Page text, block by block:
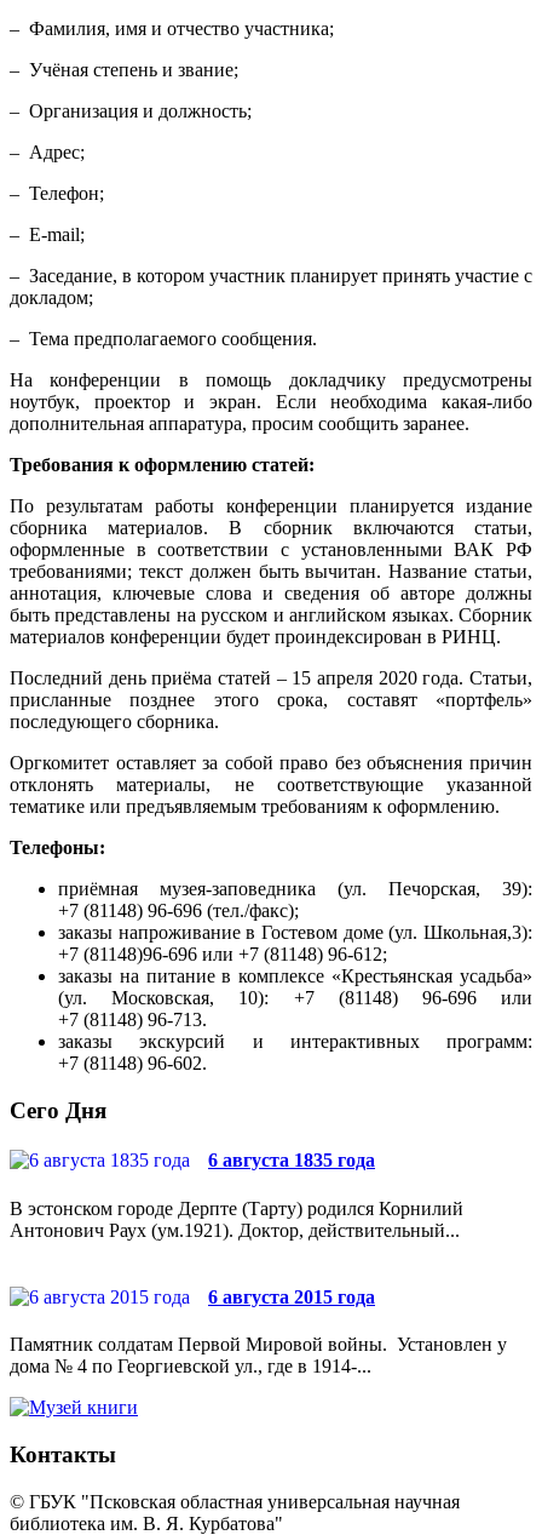
– Фамилия, имя и отчество участника;
– Учёная степень и звание;
– Организация и должность;
– Адрес;
– Телефон;
– E-mail;
– Заседание, в котором участник планирует принять участие с
докладом;
– Тема предполагаемого сообщения.
На конференции в помощь докладчику предусмотрены
ноутбук, проектор и экран. Если необходима какая-либо
дополнительная аппаратура, просим сообщить заранее.
Требования к оформлению статей:
По результатам работы конференции планируется издание
сборника материалов. В сборник включаются статьи,
оформленные в соответствии с установленными ВАК РФ
требованиями; текст должен быть вычитан. Название статьи,
аннотация, ключевые слова и сведения об авторе должны
быть представлены на русском и английском языках. Сборник
материалов конференции будет проиндексирован в РИНЦ.
Последний день приёма статей – 15 апреля 2020 года. Статьи,
присланные позднее этого срока, составят «портфель»
последующего сборника.
Оргкомитет оставляет за собой право без объяснения причин
отклонять материалы, не соответствующие указанной
тематике или предъявляемым требованиям к оформлению.
Телефоны:
приёмная музея-заповедника (ул. Печорская, 39):
+7 (81148) 96-696 (тел./факс);
заказы напроживание в Гостевом доме (ул. Школьная,3):
+7 (81148)96-696 или +7 (81148) 96-612;
заказы на питание в комплексе «Крестьянская усадьба»
(ул. Московская, 10): +7 (81148) 96-696 или
+7 (81148) 96-713.
заказы экскурсий и интерактивных программ:
+7 (81148) 96-602.
Сего Дня
6 августа 1835 года
В эстонском городе Дерпте (Тарту) родился Корнилий
Антонович Раух (ум.1921). Доктор, действительный...
6 августа 2015 года
Памятник солдатам Первой Мировой войны. Установлен у
дома № 4 по Георгиевской ул., где в 1914-...
Контакты
© ГБУК "Псковская областная универсальная научная
библиотека им. В. Я. Курбатова"